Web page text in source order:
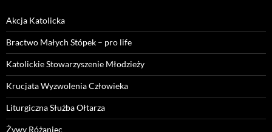
Akcja Katolicka
Bractwo Małych Stópek – pro life
Katolickie Stowarzyszenie Młodzieży
Krucjata Wyzwolenia Człowieka
Liturgiczna Służba Ołtarza
Żywy Różaniec